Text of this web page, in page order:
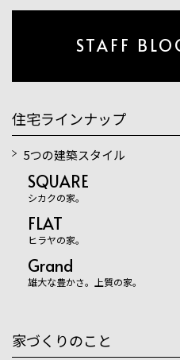
STAFF
住宅ラインナップ
5つの建築スタイル
SQUARE
シカクの家。
FLAT
ヒラヤの家。
Grand
雄大な豊かさ。上質の家。
家づくりのこと